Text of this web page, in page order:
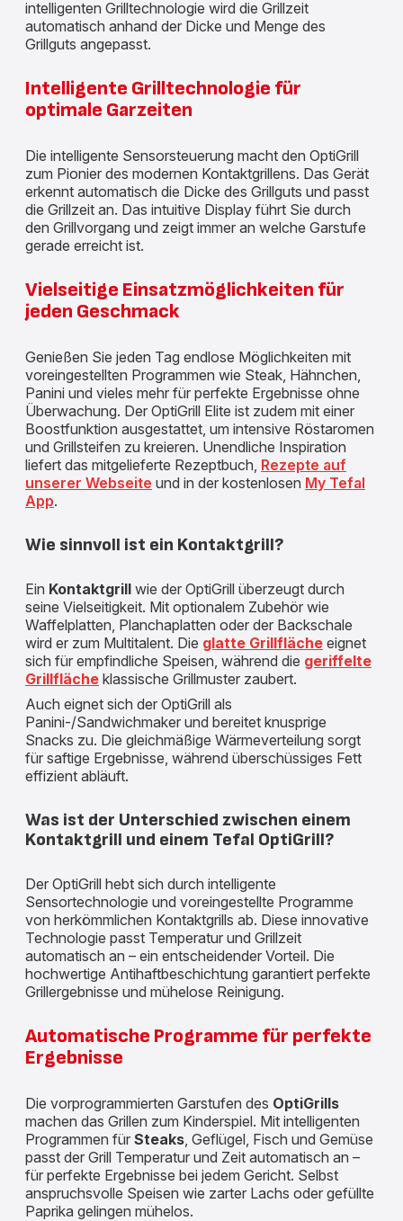
intelligenten Grilltechnologie wird die Grillzeit
automatisch anhand der Dicke und Menge des
Grillguts angepasst.
Intelligente Grilltechnologie für
optimale Garzeiten
Die intelligente Sensorsteuerung macht den OptiGrill
zum Pionier des modernen Kontaktgrillens. Das Gerät
erkennt automatisch die Dicke des Grillguts und passt
die Grillzeit an. Das intuitive Display führt Sie durch
den Grillvorgang und zeigt immer an welche Garstufe
gerade erreicht ist.
Vielseitige Einsatzmöglichkeiten für
jeden Geschmack
Genießen Sie jeden Tag endlose Möglichkeiten mit
voreingestellten Programmen wie Steak, Hähnchen,
Panini und vieles mehr für perfekte Ergebnisse ohne
Überwachung. Der OptiGrill Elite ist zudem mit einer
Boostfunktion ausgestattet, um intensive Röstaromen
und Grillsteifen zu kreieren. Unendliche Inspiration
liefert das mitgelieferte Rezeptbuch, Rezepte auf
unserer Webseite und in der kostenlosen My Tefal
App.
Wie sinnvoll ist ein Kontaktgrill?
Ein Kontaktgrill wie der OptiGrill überzeugt durch
seine Vielseitigkeit. Mit optionalem Zubehör wie
Waffelplatten, Planchaplatten oder der Backschale
wird er zum Multitalent. Die glatte Grillfläche eignet
sich für empfindliche Speisen, während die geriffelte
Grillfläche klassische Grillmuster zaubert.
Auch eignet sich der OptiGrill als
Panini-/Sandwichmaker und bereitet knusprige
Snacks zu. Die gleichmäßige Wärmeverteilung sorgt
für saftige Ergebnisse, während überschüssiges Fett
effizient abläuft.
Was ist der Unterschied zwischen einem
Kontaktgrill und einem Tefal OptiGrill?
Der OptiGrill hebt sich durch intelligente
Sensortechnologie und voreingestellte Programme
von herkömmlichen Kontaktgrills ab. Diese innovative
Technologie passt Temperatur und Grillzeit
automatisch an – ein entscheidender Vorteil. Die
hochwertige Antihaftbeschichtung garantiert perfekte
Grillergebnisse und mühelose Reinigung.
Automatische Programme für perfekte
Ergebnisse
Die vorprogrammierten Garstufen des OptiGrills
machen das Grillen zum Kinderspiel. Mit intelligenten
Programmen für Steaks , Geflügel, Fisch und Gemüse
passt der Grill Temperatur und Zeit automatisch an –
für perfekte Ergebnisse bei jedem Gericht. Selbst
anspruchsvolle Speisen wie zarter Lachs oder gefüllte
Paprika gelingen mühelos.